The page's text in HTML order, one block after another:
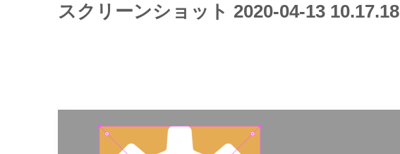
スクリーンショット 2020-04-13 10.17.18